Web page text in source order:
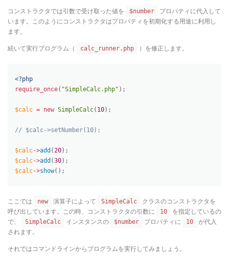
コンストラクタでは引数で受け取った値を $number
プロパティに代入して
います。このようにコンストラクタはプロパティを初期化する用途に利用し
ます。
続いて実行プログラム（
calc_runner.php ）を修正します。
<?php
require_once( "SimpleCalc.php" ) ;
$calc = new SimpleCalc( 10) ;
// $calc->setNumber(10);
$calc->add (20) ;
$calc->add (30) ;
$calc->show( ) ;
ここでは new 演算子によって SimpleCalc
クラスのコンストラクタを
呼び出しています。この時、コンストラクタの引数に
10
を指定しているの
で、
SimpleCalc インスタンスの $number プロパティに 10
が代入
されます。
それではコマンドラインからプログラムを実行してみましょう。